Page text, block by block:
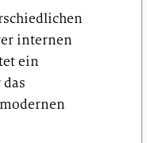
internen
ein